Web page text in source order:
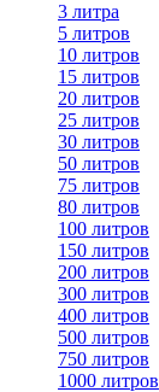
3 литра
5 литров
10 литров
15 литров
20 литров
25 литров
30 литров
50 литров
75 литров
80 литров
100 литров
150 литров
200 литров
300 литров
400 литров
500 литров
750 литров
1000 литров